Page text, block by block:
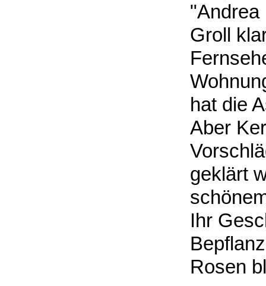
"Andrea
Groll
hat die
Aber
geklärt
Ihr
Rosen